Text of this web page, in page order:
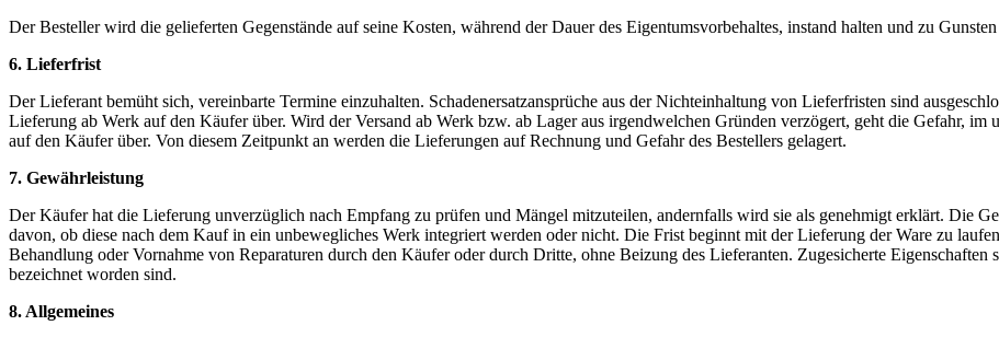
Der Besteller wird die gelieferten Gegenstände auf seine Kosten, während der Dauer des Eigentumsvorbehaltes, instand halten und zu
6. Lieferfrist
Der Lieferant bemüht sich, vereinbarte Termine einzuhalten. Schadenersatzansprüche aus der Nichteinhaltung von Lieferfristen sind
Lieferung ab Werk auf den Käufer über. Wird der Versand ab Werk bzw. ab Lager aus irgendwelchen Gründen verzögert, geht die Gefahr,
auf den Käufer über. Von diesem Zeitpunkt an werden die Lieferungen auf Rechnung und Gefahr des Bestellers gelagert.
7. Gewährleistung
Der Käufer hat die Lieferung unverzüglich nach Empfang zu prüfen und Mängel mitzuteilen, andernfalls wird sie als genehmigt erklärt. Die
davon, ob diese nach dem Kauf in ein unbewegliches Werk integriert werden oder nicht. Die Frist beginnt mit der Lieferung der Ware zu
Behandlung oder Vornahme von Reparaturen durch den Käufer oder durch Dritte, ohne Beizung des Lieferanten. Zugesicherte
bezeichnet worden sind.
8. Allgemeines